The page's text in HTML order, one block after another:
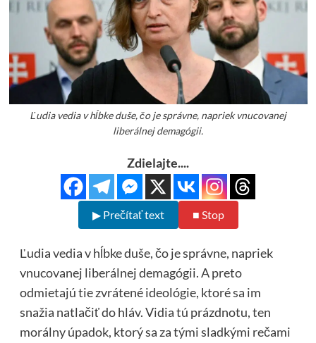
Ľudia vedia v hĺbke duše, čo je správne, napriek vnucovanej
liberálnej demagógii.
Zdielajte....
▶ Prečítať text ■ Stop
Ľudia vedia v hĺbke duše, čo je správne, napriek
vnucovanej liberálnej demagógii. A preto
odmietajú tie zvrátené ideológie, ktoré sa im
snažia natlačiť do hláv. Vidia tú prázdnotu, ten
morálny úpadok, ktorý sa za tými sladkými rečami